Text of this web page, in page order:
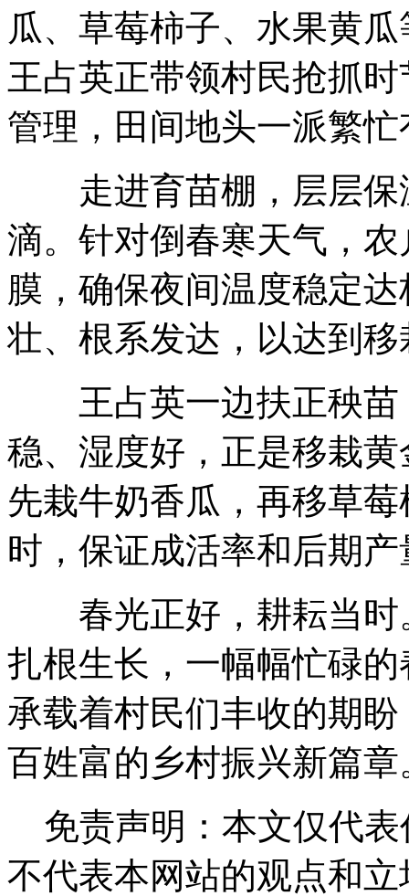
瓜、草莓柿子、水果黄
王占英正带领村民抢抓
管理，田间地头一派繁
走进育苗棚，层层保
滴。针对倒春寒天气，
膜，确保夜间温度稳定
壮、根系发达，以达到
王占英一边扶正秧苗
稳、湿度好，正是移栽
先栽牛奶香瓜，再移草
时，保证成活率和后期产
春光正好，耕耘当时
扎根生长，一幅幅忙碌
承载着村民们丰收的期
百姓富的乡村振兴新篇章
免责声明：本文仅代表
不代表本网站的观点和